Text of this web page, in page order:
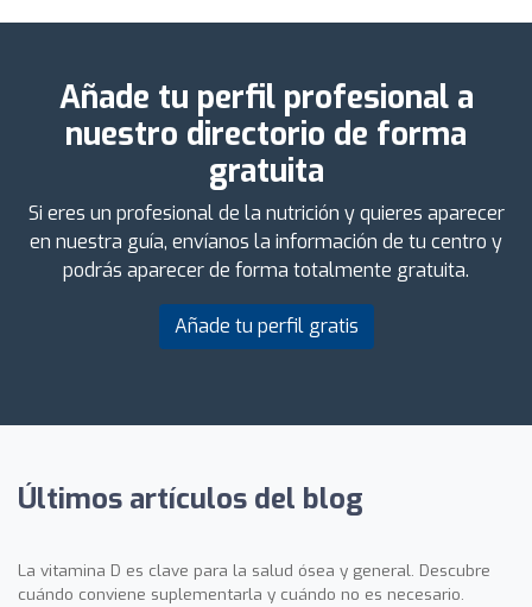
Añade tu perfil profesional a
nuestro directorio de forma
gratuita
Si eres un profesional de la nutrición y quieres aparecer
en nuestra guía, envíanos la información de tu centro y
podrás aparecer de forma totalmente gratuita.
Añade tu perfil gratis
Últimos artículos del blog
La vitamina D es clave para la salud ósea y general. Descubre
cuándo conviene suplementarla y cuándo no es necesario.